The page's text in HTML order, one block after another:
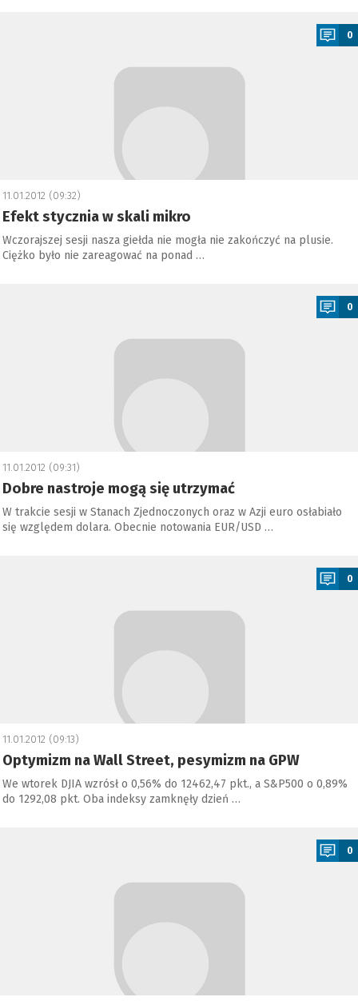
0
11.01.2012 (09:32)
Efekt stycznia w skali mikro
Wczorajszej sesji nasza giełda nie mogła nie zakończyć na plusie.
Ciężko było nie zareagować na ponad …
0
11.01.2012 (09:31)
Dobre nastroje mogą się utrzymać
W trakcie sesji w Stanach Zjednoczonych oraz w Azji euro osłabiało
się względem dolara. Obecnie notowania EUR/USD …
0
11.01.2012 (09:13)
Optymizm na Wall Street, pesymizm na GPW
We wtorek DJIA wzrósł o 0,56% do 12462,47 pkt., a S&P500 o 0,89%
do 1292,08 pkt. Oba indeksy zamknęły dzień …
0